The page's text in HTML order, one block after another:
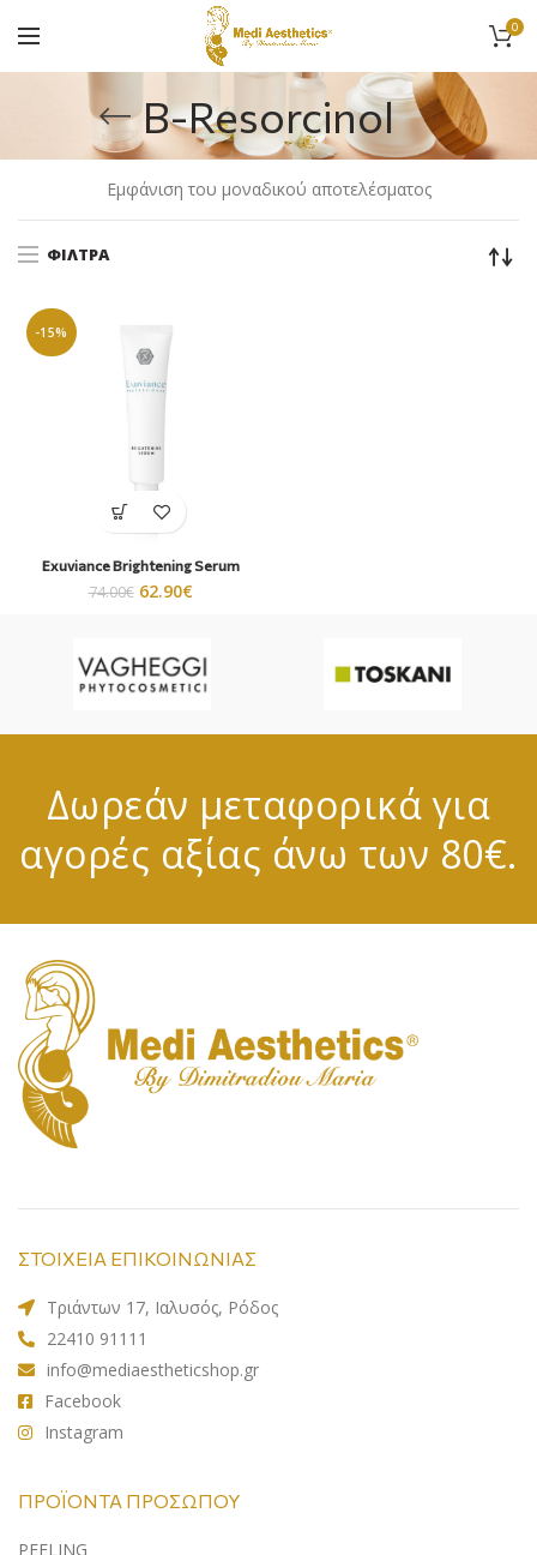
0
B-Resorcinol
Εμφάνιση του μοναδικού αποτελέσματος
ΦΊΛΤΡΑ
-15%
Exuviance Brightening Serum
74.00€ 62.90€
Δωρεάν μεταφορικά για
αγορές αξίας άνω των 80€.
ΣΤΟΙΧΕΙΑ ΕΠΙΚΟΙΝΩΝΙΑΣ
Τριάντων 17, Ιαλυσός, Ρόδος
22410 91111
info@mediaestheticshop.gr
Facebook
Instagram
ΠΡΟΪΌΝΤΑ ΠΡΟΣΏΠΟΥ
PEELING